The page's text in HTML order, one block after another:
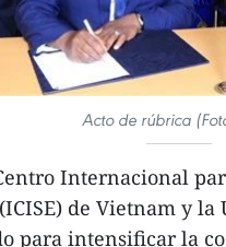
Acto de rúbrica
Internacional
de Vietnam y
para intensificar la